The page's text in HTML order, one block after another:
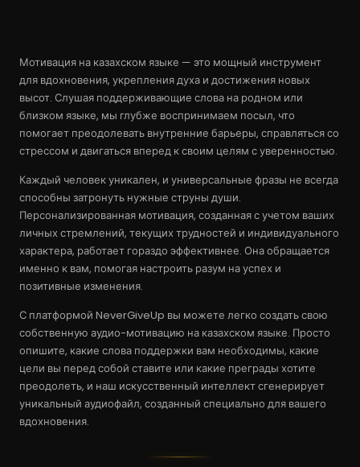
Мотивация на казахском языке — это мощный инструмент
для вдохновения, укрепления духа и достижения новых
высот. Слушая поддерживающие слова на родном или
близком языке, мы глубже воспринимаем посыл, что
помогает преодолевать внутренние барьеры, справляться со
стрессом и двигаться вперед к своим целям с уверенностью.
Каждый человек уникален, и универсальные фразы не всегда
способны затронуть нужные струны души.
Персонализированная мотивация, созданная с учетом ваших
личных стремлений, текущих трудностей и индивидуального
характера, работает гораздо эффективнее. Она обращается
именно к вам, помогая настроить разум на успех и
позитивные изменения.
С платформой NeverGiveUp вы можете легко создать свою
собственную аудио-мотивацию на казахском языке. Просто
опишите, какие слова поддержки вам необходимы, какие
цели вы перед собой ставите или какие преграды хотите
преодолеть, и наш искусственный интеллект сгенерирует
уникальный аудиофайл, созданный специально для вашего
вдохновения.